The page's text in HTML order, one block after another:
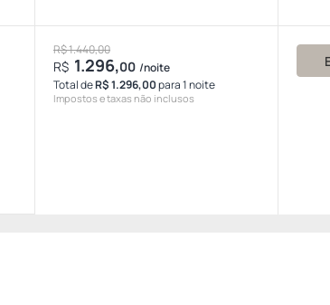
R$ 1.440,00
R$ 1.296,00 /noite
Total deR$ 1.296,00para 1 noite
Impostos e taxas não inclusos